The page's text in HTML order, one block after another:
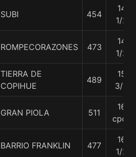
SUBI 454
14
1/2
ROMPECORAZONES 473
14
1/2
TIERRA DE
COPIHUE
489
15
3/4
GRAN PIOLA 511
16
cpos
BARRIO FRANKLIN 477
16
1/2